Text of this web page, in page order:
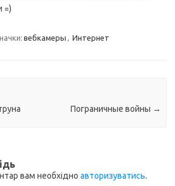
=)
вебкамеры , Интернет
Пограничные войны →
вам необхідно авторизуватись.